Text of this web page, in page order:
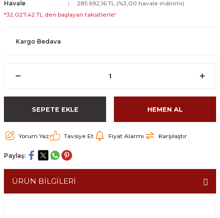
Havale
285.692,16 TL (%3,00 havale indirimi)
*32.027,42 TL den başlayan taksitlerle!
Kargo Bedava
SEPETE EKLE HEMEN AL
Yorum Yaz Tavsiye Et Fiyat Alarmı Karşılaştır
Paylaş:
ÜRÜN BİLGİLERİ